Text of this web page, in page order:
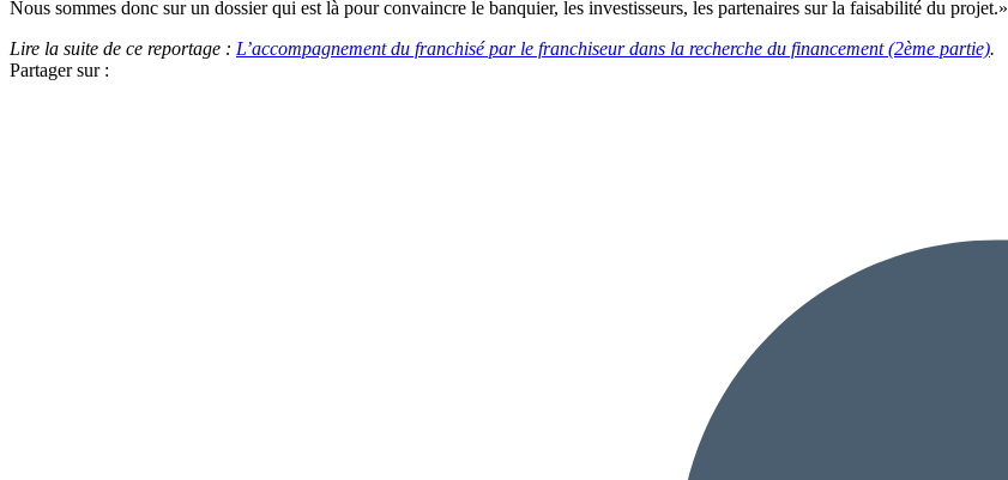
Nous sommes donc sur un dossier qui est là pour convaincre le banquier, les investisseurs, les partenaires sur la faisabilité du projet.»
Lire la suite de ce reportage : L’accompagnement du franchisé par le franchiseur dans la recherche du financement (2ème partie).
Partager sur :